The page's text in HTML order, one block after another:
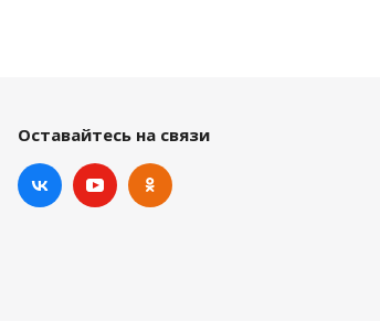
Оставайтесь на связи